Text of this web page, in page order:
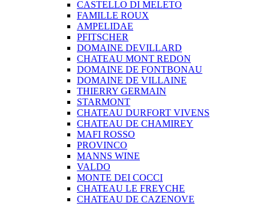
CASTELLO DI MELETO
FAMILLE ROUX
AMPELIDAE
PFITSCHER
DOMAINE DEVILLARD
CHATEAU MONT REDON
DOMAINE DE FONTBONAU
DOMAINE DE VILLAINE
THIERRY GERMAIN
STARMONT
CHATEAU DURFORT VIVENS
CHATEAU DE CHAMIREY
MAFI ROSSO
PROVINCO
MANNS WINE
VALDO
MONTE DEI COCCI
CHATEAU LE FREYCHE
CHATEAU DE CAZENOVE